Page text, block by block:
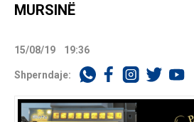
MURSINË
15/08/19 19:36
Shperndaje: